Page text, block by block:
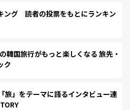
ング 読者の投票をもとにランキン
国旅行がもっと楽しくなる 旅先・
ク
旅」をテーマに語るインタビュー連